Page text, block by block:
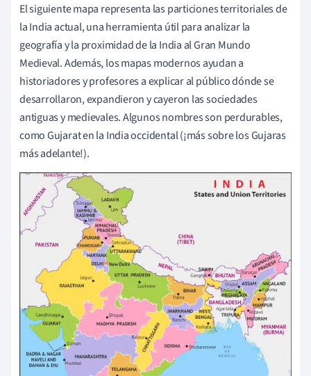
El siguiente mapa representa las particiones territoriales de
la India actual, una herramienta útil para analizar la
geografía y la proximidad de la India al Gran Mundo
Medieval. Además, los mapas modernos ayudan a
historiadores y profesores a explicar al público dónde se
desarrollaron, expandieron y cayeron las sociedades
antiguas y medievales. Algunos nombres son perdurables,
como Gujarat en la India occidental (¡más sobre los Gujaras
más adelante!).